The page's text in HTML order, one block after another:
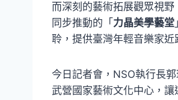
而深刻的藝術拓展觀眾視
同步推動的「 力晶美學藝堂
聆，提供臺灣年輕音樂家
今日記者會，NSO執行長
武營國家藝術文化中心，